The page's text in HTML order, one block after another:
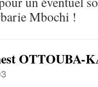
Mbochi !
OTTOUBA-